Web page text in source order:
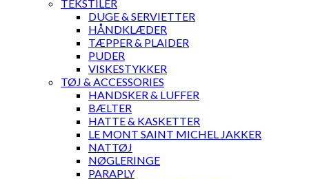
TEKSTILER
DUGE & SERVIETTER
HÅNDKLÆDER
TÆPPER & PLAIDER
PUDER
VISKESTYKKER
TØJ & ACCESSORIES
HANDSKER & LUFFER
BÆLTER
HATTE & KASKETTER
LE MONT SAINT MICHEL JAKKER
NATTØJ
NØGLERINGE
PARAPLY